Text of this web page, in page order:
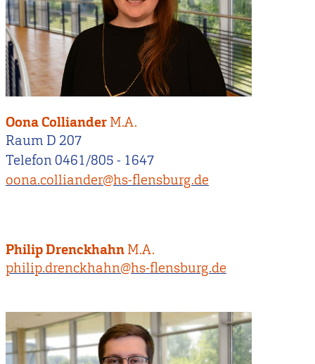
Oona Colliander M.A.
Raum D 207
Telefon 0461/805 - 1647
oona.colliander@hs-flensburg.de
Philip Drenckhahn M.A.
philip.drenckhahn@hs-flensburg.de